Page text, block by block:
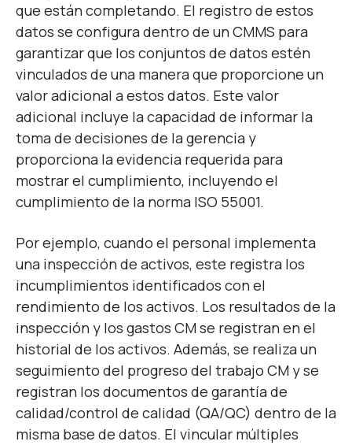
que están completando. El registro de estos
datos se configura dentro de un CMMS para
garantizar que los conjuntos de datos estén
vinculados de una manera que proporcione un
valor adicional a estos datos. Este valor
adicional incluye la capacidad de informar la
toma de decisiones de la gerencia y
proporciona la evidencia requerida para
mostrar el cumplimiento, incluyendo el
cumplimiento de la norma ISO 55001.
Por ejemplo, cuando el personal implementa
una inspección de activos, este registra los
incumplimientos identificados con el
rendimiento de los activos. Los resultados de la
inspección y los gastos CM se registran en el
historial de los activos. Además, se realiza un
seguimiento del progreso del trabajo CM y se
registran los documentos de garantía de
calidad/control de calidad (QA/QC) dentro de la
misma base de datos. El vincular múltiples